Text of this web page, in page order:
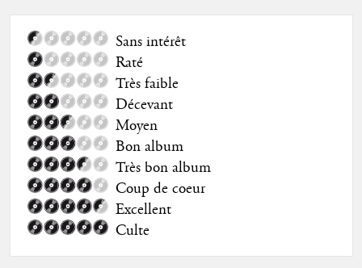
Sans intérêt
Raté
Très faible
Décevant
Moyen
Bon album
Très bon album
Coup de coeur
Excellent
Culte